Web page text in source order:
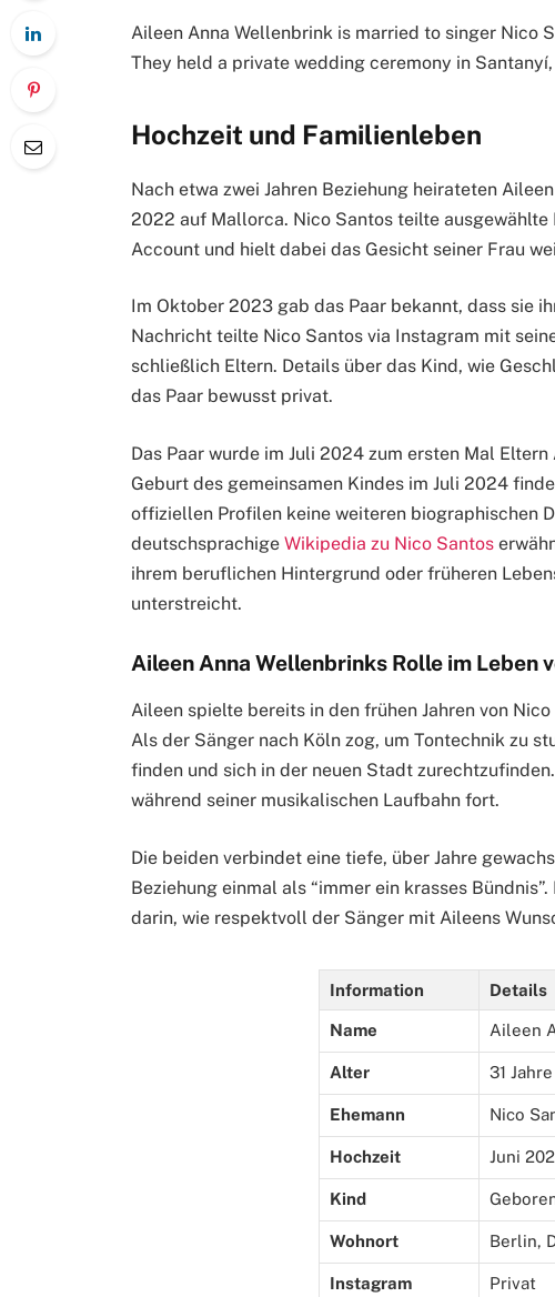
Aileen Anna Wellenbrink is married to singer Nico
They held a private wedding ceremony in
Hochzeit und Familienleben
Nach etwa zwei Jahren Beziehung heirateten
2022 auf Mallorca. Nico Santos teilte
Account und hielt dabei das Gesicht seiner Frau
Im Oktober 2023 gab das Paar bekannt, dass sie
Nachricht teilte Nico Santos via Instagram mit
schließlich Eltern. Details über das Kind, wie
das Paar bewusst privat.
Das Paar wurde im Juli 2024 zum ersten Mal
Geburt des gemeinsamen Kindes im Juli 2024
offiziellen Profilen keine weiteren biographischen
deutschsprachige Wikipedia zu Nico Santos
ihrem beruflichen Hintergrund oder früheren
unterstreicht.
Aileen Anna Wellenbrinks Rolle im Leben
Aileen spielte bereits in den frühen Jahren von
Als der Sänger nach Köln zog, um Tontechnik zu
finden und sich in der neuen Stadt
während seiner musikalischen Laufbahn fort.
Die beiden verbindet eine tiefe, über Jahre
Beziehung einmal als “immer ein krasses
darin, wie respektvoll der Sänger mit Aileens
Information Details
Name Aileen
Alter 31
Ehemann Nico
Hochzeit Juni
Kind
Wohnort Berlin,
Instagram Privat